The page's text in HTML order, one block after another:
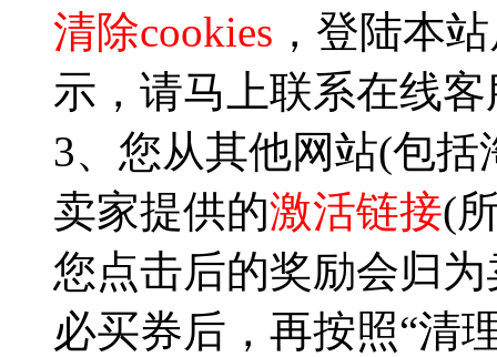
清除cookies ，登陆本
示，请马上联系在线
3、您从其他网站(包
卖家提供的激活链接(
您点击后的奖励会归
必买券后，再按照“清